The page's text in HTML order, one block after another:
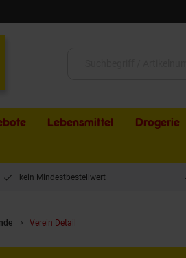
Lebensmittel Drogerie
kein Mindestbestellwert
Verein Detail